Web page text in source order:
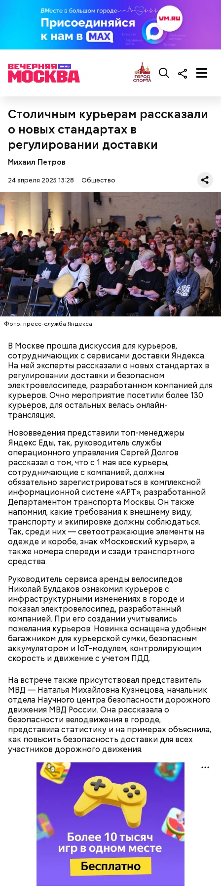
Столичным курьерам рассказали
о новых стандартах в
регулировании доставки
Михаил Петров
24 апреля 2025 13:28 Общество
Фото: пресс-служба Яндекса
В Москве прошла дискуссия для курьеров,
сотрудничающих с сервисами доставки Яндекса.
На ней эксперты рассказали о новых стандартах в
регулировании доставки и безопасном
электровелосипеде, разработанном компанией для
курьеров. Очно мероприятие посетили более 130
курьеров, для остальных велась онлайн-
трансляция.
Нововведения представили топ-менеджеры
Яндекс Еды, так, руководитель службы
операционного управления Сергей Долгов
рассказал о том, что с 1 мая все курьеры,
сотрудничающие с компанией, должны
обязательно зарегистрироваться в комплексной
информационной системе «АРТ», разработанной
Департаментом транспорта Москвы. Он также
напомнил, какие требования к внешнему виду,
транспорту и экипировке должны соблюдаться.
Так, среди них — светоотражающие элементы на
одежде и коробе, знак «Московский курьер», а
также номера спереди и сзади транспортного
средства.
Руководитель сервиса аренды велосипедов
Николай Булдаков ознакомил курьеров с
инфраструктурными изменениях в городе и
показал электровелосипед, разработанный
компанией. При его создании учитывались
пожелания курьеров. Новинка оснащена удобным
багажником для курьерской сумки, безопасным
аккумулятором и IoT-модулем, контролирующим
скорость и движение с учетом ПДД.
На встрече также присутствовал представитель
МВД — Наталья Михайловна Кузнецова, начальник
отдела Научного центра безопасности дорожного
движения МВД России. Она рассказала о
безопасности велодвижения в городе,
представила статистику и на примерах объяснила,
как повысить безопасность доставки для всех
участников дорожного движения.
кабачок;
петрушка;
оливковое масло;
— Кабачки, порезанные кубиками, нужно легко
обжарить на сковороде. К ним добавляются зелень
петрушки, чеснок, соль и оливковое масло.
Получается очень вкусно, — поделился рецептом
Копылов.
Спагетти из кабачков
Ингредиенты:
кабачок;
брынза;
растительное масло;
помидоры черри либо грунтовые.
с сахарным диабетом;
лишним весом.
— В дыне содержится много сахара, который
представлен фруктозой. С одной стороны — это
хорошо, потому что дает энергию. Но важно
помнить, что сладкими дынями не нужно сильно
увлекаться, так же как и арбузами, людям с
сахарным диабетом и лишним весом, —
подчеркнула доктор.
Терапевт Кондрахин назвал
продукты и напитки, которые
выводят токсины из организма
Ранние плоды, по словам врача, лучше не есть:
беременным, кормящим женщинам;
людям с ослабленной иммунной системой;
пожилым;
детям.
— Там может содержаться огромное количество
гипоксию и ухудшение физического состояния, —
предостерегла Соломатина.
Чистит сосуды и защищает от
рака: чем полезен кресс-салат